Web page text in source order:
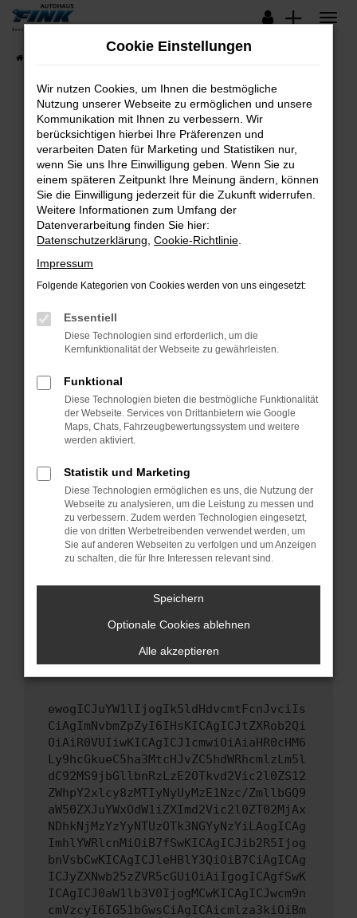
Zum
springen
Lagerfahrzeuge
Fehler: Network Error
Beim Laden ist ein Fehler aufgetreten.
Hier sind ein paar Tipps, die dir helfen können:
Überprüfe deine Firewall und deine
Internetverbindung.
Laden andere Webseiten, zum Beispiel deine
Suchmaschine?
Prüfe deine Browsererweiterungen.
können das Laden bestimmter Seiten
verhindern. Funktioniert die Seite in einem
anderen Browser oder in einem privaten
Starte dein Gerät neu.
Das kann manchmal helfen, vorübergehende
Probleme zu beheben.
Betriebssystem auf dem neuesten Stand
sind.
Veraltete Software birgt nicht nur ein
Sicherheitsrisiko, sondern kann auch dazu
führen, dass bestimmte Funktionen nicht mehr
unterstützt werden.
Wende dich an den Webseitenbetreiber.
Wenn du alle oben genannten Schritte versucht
hast, kontaktiere uns bitte. Wir werden
versuchen, das Problem zu beheben. Du kannst
uns diesen Text schicken, um uns bei der
ewogICJuYW1lIjogIk5ldHdvcmtFcnJvciIs
CiAgImNvbmZpZyI6IHsKICAgICJtZXRob2Qi
OiAiR0VUIiwKICAgICJ1cmwiOiAiaHR0cHM6
Ly9hcGkueC5ha3MtcHJvZC5hdWRhcmlzLm5l
dC92MS9jbGllbnRzLzE2OTkvd2Vic2l0ZS12
ZWhpY2xlcy8zMTIyNyUyMzE1Nzc/ZmllbGQ9
aW50ZXJuYWxOdW1iZXImd2Vic2l0ZT02MjAx
NDhkNjMzYzYyNTUzOTk3NGYyNzYiLAogICAg
ImhlYWRlcnMiOiB7fSwKICAgICJib2R5Ijog
bnVsbCwKICAgICJleHBlY3QiOiB7CiAgICAg
ICJyZXNwb25zZVR5cGUiOiAiIgogICAgfSwK
ICAgICJ0aW1lb3V0IjogMCwKICAgICJwcm9n
cmVzcyI6IG51bGwsCiAgICAicmlza3kiOiBm
Cookie Einstellungen
Wir nutzen Cookies, um Ihnen die bestmögliche
Nutzung unserer Webseite zu ermöglichen und unsere
Kommunikation mit Ihnen zu verbessern. Wir
berücksichtigen hierbei Ihre Präferenzen und
verarbeiten Daten für Marketing und Statistiken nur,
wenn Sie uns Ihre Einwilligung geben. Wenn Sie zu
einem späteren Zeitpunkt Ihre Meinung ändern, können
Sie die Einwilligung jederzeit für die Zukunft widerrufen.
Weitere Informationen zum Umfang der
Datenverarbeitung finden Sie hier:
Datenschutzerklärung Cookie-Richtlinie
Impressum
Folgende Kategorien von Cookies werden von uns eingesetzt:
Essentiell
Diese Technologien sind erforderlich, um die
Kernfunktionalität der Webseite zu gewährleisten.
Funktional
Diese Technologien bieten die bestmögliche Funktionalität
der Webseite. Services von Drittanbietern wie Google
Maps, Chats, Fahrzeugbewertungssystem und weitere
werden aktiviert.
Statistik und Marketing
Diese Technologien ermöglichen es uns, die Nutzung der
Webseite zu analysieren, um die Leistung zu messen und
zu verbessern. Zudem werden Technologien eingesetzt,
die von dritten Werbetreibenden verwendet werden, um
Sie auf anderen Webseiten zu verfolgen und um Anzeigen
zu schalten, die für Ihre Interessen relevant sind.
Speichern
Optionale Cookies ablehnen
Alle akzeptieren